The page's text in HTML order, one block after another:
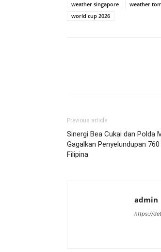
weather singapore
weather
world cup 2026
Previous article
Sinergi Bea Cukai dan Polda
Gagalkan Penyelundupan
Filipina
admin
https://